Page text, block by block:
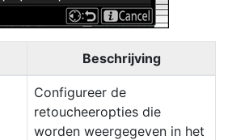
Beschrijving
Configureer de
retoucheeropties die
worden weergegeven in het